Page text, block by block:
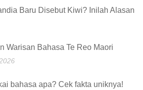
Baru Disebut Kiwi? Inilah Alasan
Warisan Bahasa Te Reo Maori
bahasa apa? Cek fakta uniknya!